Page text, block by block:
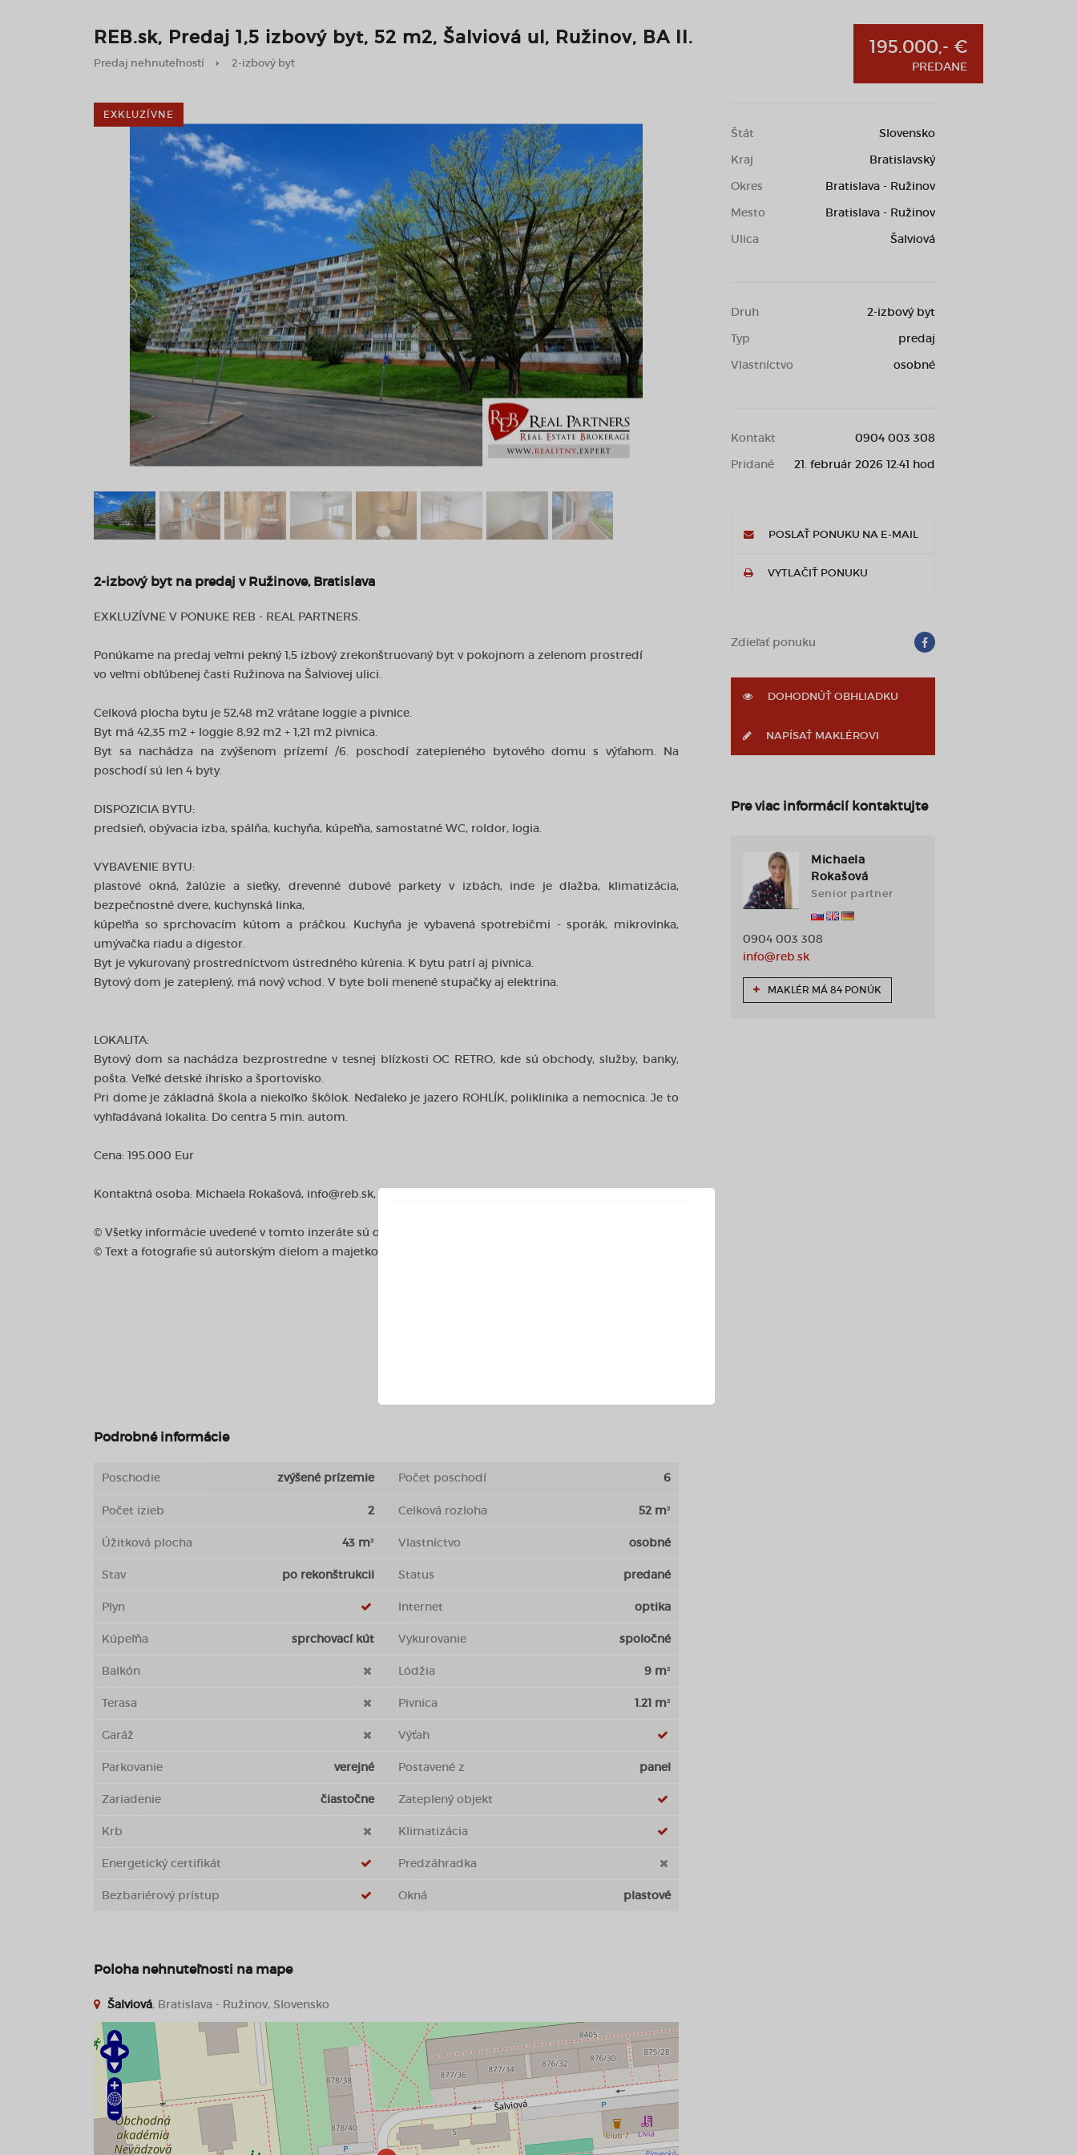
REB.sk, Predaj 1,5 izbový byt, 52 m2, Šalviová ul, Ružinov, BA II. 195.000,- €
PREDANE
Predaj nehnuteľností 2-izbový byt
EXKLUZÍVNE
2-izbový byt na predaj v Ružinove, Bratislava
EXKLUZÍVNE V PONUKE REB - REAL PARTNERS.
Ponúkame na predaj veľmi pekný 1,5 izbový zrekonštruovaný byt v pokojnom a zelenom prostredí
vo veľmi obľúbenej časti Ružinova na Šalviovej ulici.
Celková plocha bytu je 52,48 m2 vrátane loggie a pivnice.
Byt má 42,35 m2 + loggie 8,92 m2 + 1,21 m2 pivnica.
Byt sa nachádza na zvýšenom prízemí /6. poschodí zatepleného bytového domu s výťahom. Na
poschodí sú len 4 byty.
DISPOZICIA BYTU:
predsieň, obývacia izba, spálňa, kuchyňa, kúpeľňa, samostatné WC, roldor, logia.
VYBAVENIE BYTU:
plastové okná, žalúzie a sieťky, drevenné dubové parkety v izbách, inde je dlažba, klimatizácia,
bezpečnostné dvere, kuchynská linka,
kúpeľňa so sprchovacím kútom a práčkou. Kuchyňa je vybavená spotrebičmi - sporák, mikrovlnka,
umývačka riadu a digestor.
Byt je vykurovaný prostredníctvom ústredného kúrenia. K bytu patrí aj pivnica.
Bytový dom je zateplený, má nový vchod. V byte boli menené stupačky aj elektrina.
LOKALITA:
Bytový dom sa nachádza bezprostredne v tesnej blízkosti OC RETRO, kde sú obchody, služby, banky,
pošta. Veľké detské ihrisko a športovisko.
Pri dome je základná škola a niekoľko škôlok. Neďaleko je jazero ROHLÍK, poliklinika a nemocnica. Je to
vyhľadávaná lokalita. Do centra 5 min. autom.
Cena: 195.000 Eur
Kontaktná osoba: Michaela Rokašová, info@reb.sk, 0904 00 33 08.
© Všetky informácie uvedené v tomto inzeráte sú orientačné a môžu podliehať zmene.
© Text a fotografie sú autorským dielom a majetkom realitnej kancelárie REB - REAL PARTNERS.
Podrobné informácie
Poschodie zvýšené prízemie Počet poschodí 6
Počet izieb 2 Celková rozloha 52 m²
Úžitková plocha 43 m² Vlastníctvo osobné
Stav po rekonštrukcii Status predané
Plyn Internet optika
Kúpeľňa sprchovací kút Vykurovanie spoločné
Balkón Lódžia 9 m²
Terasa Pivnica 1.21 m²
Garáž Výťah
Parkovanie verejné Postavené z panel
Zariadenie čiastočne Zateplený objekt
Krb Klimatizácia
Energetický certifikát Predzáhradka
Bezbariérový prístup Okná plastové
Poloha nehnuteľnosti na mape
Šalviová, Bratislava - Ružinov, Slovensko
Štát
Slovensko
Kraj
Bratislavský
Okres
Bratislava - Ružinov
Mesto
Bratislava - Ružinov
Ulica
Šalviová
Druh
2-izbový byt
Typ
predaj
Vlastníctvo
osobné
Kontakt
0904 003 308
Pridané
21. február 2026 12:41 hod
POSLAŤ PONUKU NA E-MAIL
VYTLAČIŤ PONUKU
Zdieľať ponuku
DOHODNÚŤ OBHLIADKU
NAPÍSAŤ MAKLÉROVI
Pre viac informácií kontaktujte
Michaela
Rokašová
Senior partner
0904 003 308
info@reb.sk
MAKLÉR MÁ 84 PONÚK